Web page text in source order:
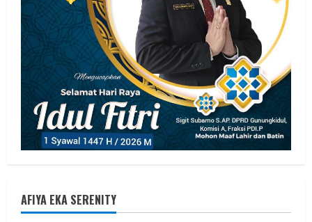
AFIYA EKA SERENITY